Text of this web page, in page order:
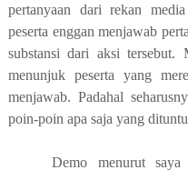
pertanyaan dari rekan
peserta enggan menjawab
substansi dari aksi tersebut.
menunjuk peserta yang
menjawab. Padahal
poin-poin apa saja yang
Demo menurut